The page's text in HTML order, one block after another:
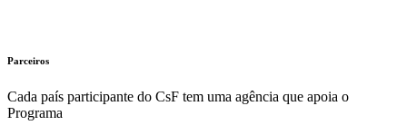
Parceiros
Cada país participante do CsF tem uma agência que apoia o
Programa